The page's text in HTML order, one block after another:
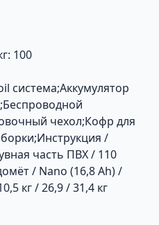
100
система;Аккумулятор
чехол;Кофр для
/
часть ПВХ / 110
/ Nano (16,8 Ah) /
кг / 26,9 / 31,4 кг